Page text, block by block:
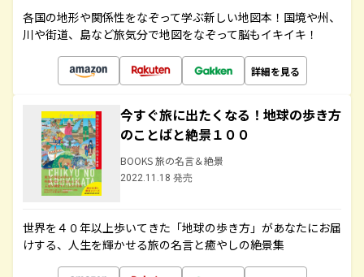
各国の地形や関係性をなぞって学ぶ新しい地図本！国境や州、
川や街道、島など旅気分で地図をなぞって脳もイキイキ！
詳細を見る
今すぐ旅に出たくなる！地球の歩き方
のことばと絶景１００
BOOKS 旅の名言＆絶景
2022.11.18 発売
世界を４０年以上歩いてきた「地球の歩き方」があなたにお届
けする、人生を輝かせる旅の名言と癒やしの絶景集